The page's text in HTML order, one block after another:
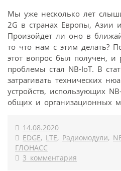
Мы уже несколько лет
2G в странах Европы, Азии
Произойдет ли оно в
то что нам с этим делать?
этот вопрос был получен,
проблемы стал NB­-IoT. В
затрагивать технических
устройств, использующих
общих и организационных
14.08.2020
EDGE, LTE, Радиомодули,
ГЛОНАСС
3 комментария